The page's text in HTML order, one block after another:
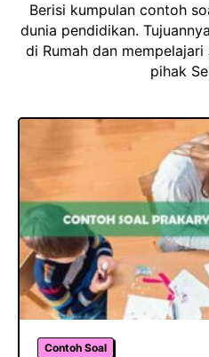
Berisi kumpulan contoh
dunia pendidikan.
di Rumah dan
pihak
Contoh Soal